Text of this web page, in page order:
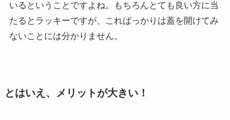
いるということですよね。もちろんとても良い方に当
たるとラッキーですが、こればっかりは蓋を開けてみ
ないことには分かりません。
とはいえ、メリットが大きい！